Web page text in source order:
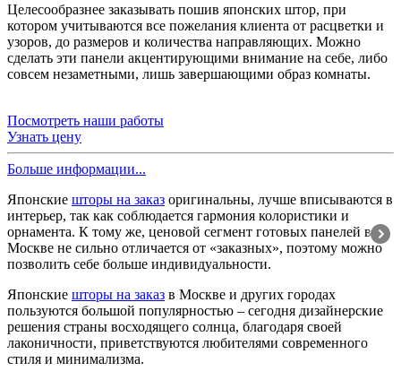
Целесообразнее заказывать пошив японских штор, при
котором учитываются все пожелания клиента от расцветки и
узоров, до размеров и количества направляющих. Можно
сделать эти панели акцентирующими внимание на себе, либо
совсем незаметными, лишь завершающими образ комнаты.
Посмотреть наши работы
Узнать цену
Больше информации...
Японские шторы на заказ оригинальны, лучше вписываются в
интерьер, так как соблюдается гармония колористики и
орнамента. К тому же, ценовой сегмент готовых панелей в
Москве не сильно отличается от «заказных», поэтому можно
позволить себе больше индивидуальности.
Японские шторы на заказ в Москве и других городах
пользуются большой популярностью – сегодня дизайнерские
решения страны восходящего солнца, благодаря своей
лаконичности, приветствуются любителями современного
стиля и минимализма.